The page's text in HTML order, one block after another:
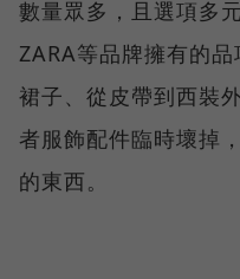
數量眾多，且選項多
ZARA等品牌擁有的
裙子、從皮帶到西裝
者服飾配件臨時壞掉
的東西。